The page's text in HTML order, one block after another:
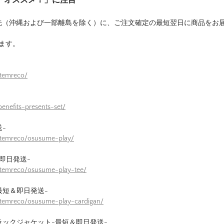
沖縄および一部離島を除く）に、ご注文確定の最短翌日に商品をお
す。
presents-set/
-
osusume-play/
日発送-
osusume-play-tee/
短＆即日発送-
osusume-play-cardigan/